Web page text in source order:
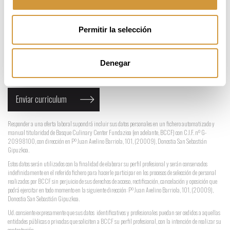
Permitir la selección
Denegar
espacios y guiones _ - en los nombres de los ficheros.
condiciones
Responder a una oferta laboral supondrá incluir sus datos personales en un fichero automatizado y
manual titularidad de Basque Culinary Center Fundazioa (en adelante, BCCF) con C.I.F. nº G-
20998100, con dirección en Pº Juan Avelino Barriola, 101, (20009), Donostia San Sebastián
Gipuzkoa.
Estos datos serán utilizados con la finalidad de elaborar su perfil profesional y serán conservados
indefinidamente en el referido fichero para hacerle participar en los procesos de selección de personal
realizados por BCCF sin perjuicio de sus derechos de acceso, rectificación, cancelación y oposición que
podrá ejercitar en todo momento en la siguiente dirección: Pº Juan Avelino Barriola, 101, (20009),
Donostia San Sebastián Gipuzkoa.
Ud. consiente expresamente que sus datos identificativos y profesionales puedan ser cedidos a aquellas
entidades públicas o privadas que soliciten a BCCF su perfil profesional, con la intención de realizar su